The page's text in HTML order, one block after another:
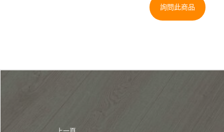
詢問此商品